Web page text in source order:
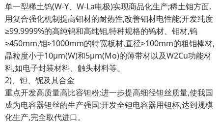
单一型稀土钨(W-Y、W-La电极)实现商品化生产;稀土钼方面,
用复合强化机制提高钼材的耐热性,改善钼材电性能;开发纯度
≥99.9999%的高纯钨和高纯钼,特种规格的钨材、钼材,钨
≥450mm,钼≥1000mm的特宽板材,直径≥100mm的粗钼棒材,
晶粒度小于10μm(W)和5μm(Mo)的薄带材以及W2Cu功能材
料,如电子封装材料、触头材料等。
2)、钽、铌及其合金
重点开发高质量高比容钽粉;进一步提高细径钽丝质量,使我国
成为电容器钽丝的生产强国;开发全钽电容器用钽杯,达到规模
化生产,完全取代进口。